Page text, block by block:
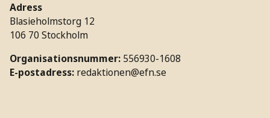
Adress
Blasieholmstorg 12
106 70 Stockholm
Organisationsnummer: 556930-1608
E-postadress: redaktionen@efn.se